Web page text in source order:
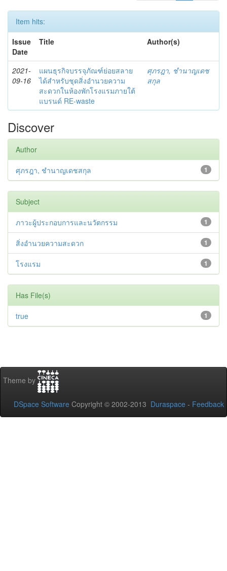
Item hits:
Issue
Date
Title Author(s)
2021-
09-16
แผนธุรกิจบรรจุภัณฑ์ย่อยสลาย
ได้สำหรับชุดสิ่งอำนวยความ
สะดวกในห้องพักโรงแรมภายใต้
แบรนด์ RE-waste
ศุภรฎา, ชํานาญเดช
สกุล
Discover
Author
1
ศุภรฎา, ชํานาญเดชสกุล
Subject
1
ภาวะผู้ประกอบการและนวัตกรรม
1
สิ่งอำนวยความสะดวก
1
โรงแรม
Has File(s)
1
true
Theme by
DSpace Software Copyright © 2002-2013 Duraspace - Feedback